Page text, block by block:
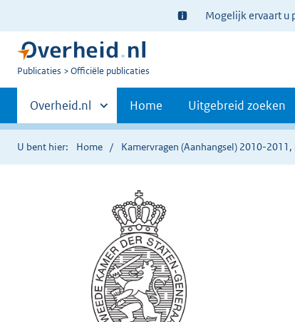
Ter
informatie:
Mogelijk ervaart u
U
Publicaties Officiële publicaties
Primaire
navigatie
Andere
sites
binnen
Overheid.nl Home Uitgebreid zoeken
U bent hier: Home Kamervragen (Aanhangsel) 2010-2011,